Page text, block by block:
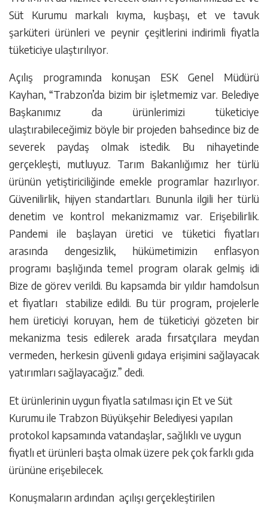
Süt Kurumu markalı kıyma, kuşbaşı, et ve tavuk
şarküteri ürünleri ve peynir çeşitlerini indirimli fiyatla
tüketiciye ulaştırılıyor.
Açılış programında konuşan ESK Genel Müdürü
Kayhan, “Trabzon’da bizim bir işletmemiz var. Belediye
Başkanımız da ürünlerimizi tüketiciye
ulaştırabileceğimiz böyle bir projeden bahsedince biz de
severek paydaş olmak istedik. Bu nihayetinde
gerçekleşti, mutluyuz. Tarım Bakanlığımız her türlü
ürünün yetiştiriciliğinde emekle programlar hazırlıyor.
Güvenilirlik, hijyen standartları. Bununla ilgili her türlü
denetim ve kontrol mekanizmamız var. Erişebilirlik.
Pandemi ile başlayan üretici ve tüketici fiyatları
arasında dengesizlik, hükümetimizin enflasyon
programı başlığında temel program olarak gelmiş idi
Bize de görev verildi. Bu kapsamda bir yıldır hamdolsun
et fiyatları stabilize edildi. Bu tür program, projelerle
hem üreticiyi koruyan, hem de tüketiciyi gözeten bir
mekanizma tesis edilerek arada fırsatçılara meydan
vermeden, herkesin güvenli gıdaya erişimini sağlayacak
yatırımları sağlayacağız.” dedi.
Et ürünlerinin uygun fiyatla satılması için Et ve Süt
Kurumu ile Trabzon Büyükşehir Belediyesi yapılan
protokol kapsamında vatandaşlar, sağlıklı ve uygun
fiyatlı et ürünleri başta olmak üzere pek çok farklı gıda
ürününe erişebilecek.
Konuşmaların ardından açılışı gerçekleştirilen